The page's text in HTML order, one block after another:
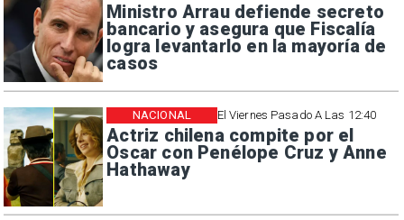
Ministro Arrau defiende secreto
bancario y asegura que Fiscalía
logra levantarlo en la mayoría de
casos
El Viernes Pasado A Las 12:40
Actriz chilena compite por el
Oscar con Penélope Cruz y Anne
Hathaway
NACIONAL